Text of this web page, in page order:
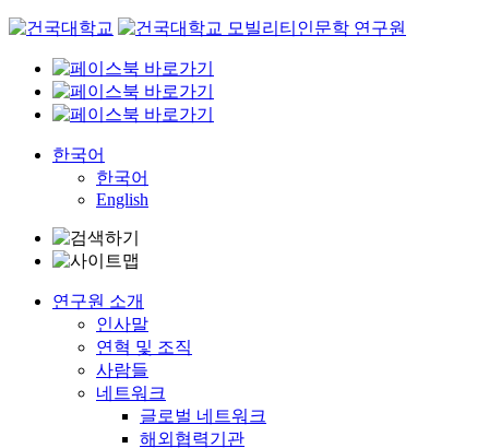
Skip
content
한국어
한국어
English
연구원 소개
인사말
연혁 및 조직
사람들
네트워크
글로벌 네트워크
해외협력기관